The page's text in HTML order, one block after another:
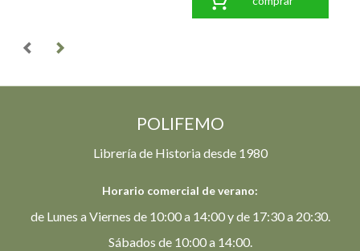
POLIFEMO
Librería de Historia desde 1980
Horario comercial de verano:
de Lunes a Viernes de 10:00 a 14:00 y de 17:30 a 20:30.
Sábados de 10:00 a 14:00.